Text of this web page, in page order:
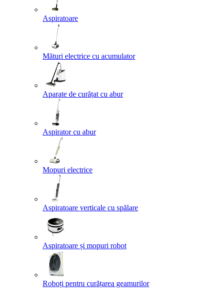
Aspiratoare
Mături electrice cu acumulator
Aparate de curățat cu abur
Aspirator cu abur
Mopuri electrice
Aspiratoare verticale cu spălare
Aspiratoare și mopuri robot
Roboți pentru curățarea geamurilor